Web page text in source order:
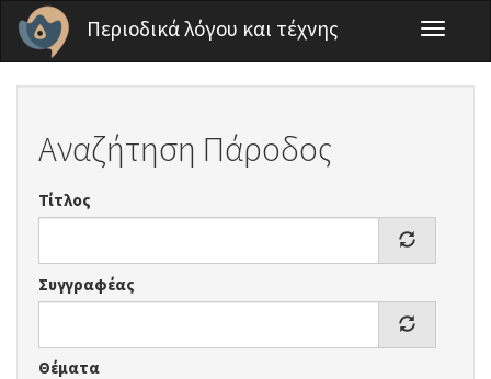
Παράκαμψη προς το κυρίως περιεχόμενο
Περιοδικά λόγου και τέχνης
Toggle
Αναζήτηση Πάροδος
Τίτλος
Συγγραφέας
Θέματα